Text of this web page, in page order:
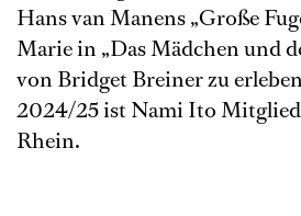
Hans van Manens „Große
Marie in „Das Mädchen und
von Bridget Breiner zu
2024/25 ist Nami Ito Mitglied
Rhein.